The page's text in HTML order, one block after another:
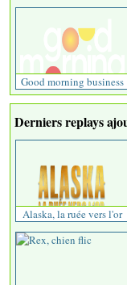
Good morning business
Derniers replays
Alaska, la ruée vers l'or